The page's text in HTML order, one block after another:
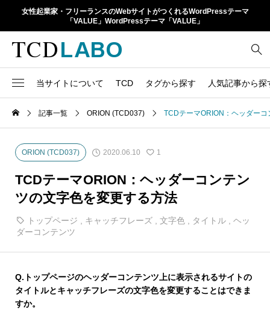
女性起業家・フリーランスのWebサイトがつくれるWordPressテーマ
「VALUE」WordPressテーマ「VALUE」
当サイトについて TCD タグから探す 人気記事から探
Google Map
h1 14
iframe 17
SNSアイコン
TCDクラシックエディタ
ラグイン
TCD LABOとは
TCDテーマ一覧
ファイルの編集方法
WordPressテーマ比較
人気ランキング
アップデート情報
よくあるご質問
記事一覧 ORION (TCD037) TCDテーマORION：ヘッダー
ORION (TCD037) 2020.06.10 1
TCDテーマORION：ヘッダーコンテン
ツの文字色を変更する方法
トップページ キャッチフレーズ 文字色 タイトル
ヘッ
ダーコンテンツ
Q. トップページのヘッダーコンテンツ上に表示されるサイトの
タイトルとキャッチフレーズの文字色を変更することはできま
すか。